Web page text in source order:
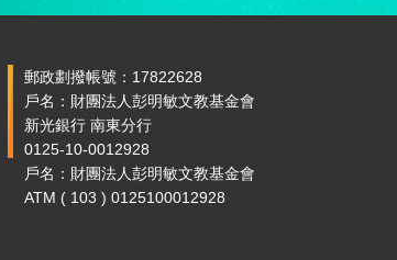
郵政劃撥帳號：17822628
戶名：財團法人彭明敏文教基金會
新光銀行 南東分行
0125-10-0012928
戶名：財團法人彭明敏文教基金會
ATM ( 103 ) 0125100012928